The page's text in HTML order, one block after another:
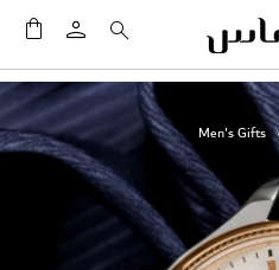
Men's Gifts